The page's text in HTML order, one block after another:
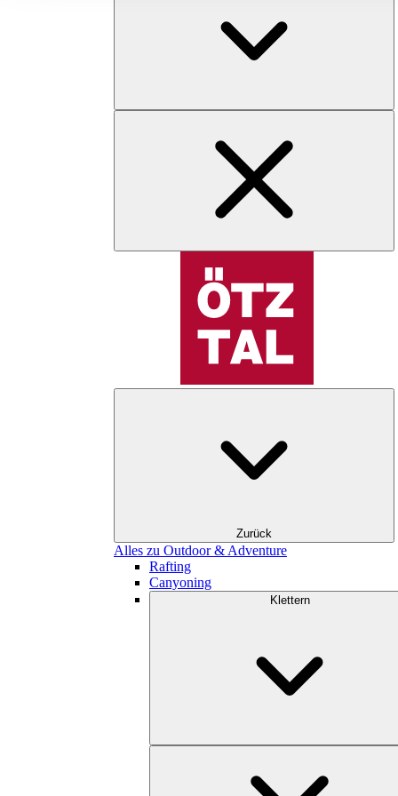
Zurück
Alles zu Outdoor & Adventure
Rafting
Canyoning
Klettern